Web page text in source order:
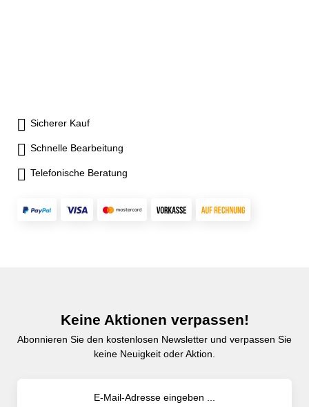
Sicherer Kauf
Schnelle Bearbeitung
Telefonische Beratung
Keine Aktionen verpassen!
Abonnieren Sie den kostenlosen Newsletter und verpassen Sie
keine Neuigkeit oder Aktion.